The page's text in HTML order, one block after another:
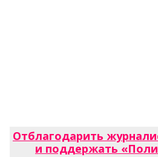
Отблагодарить
и поддержать